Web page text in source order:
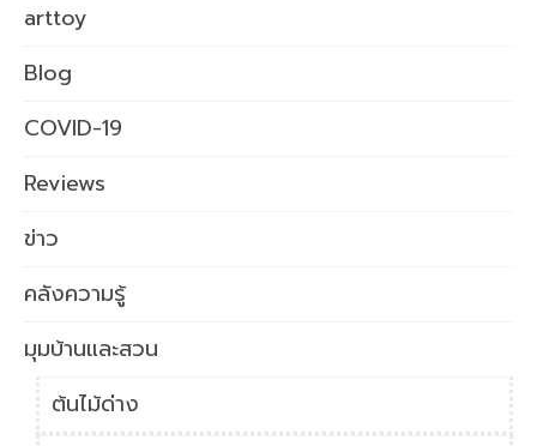
arttoy
Blog
COVID-19
Reviews
ข่าว
คลังความรู้
มุมบ้านและสวน
ต้นไม้ด่าง